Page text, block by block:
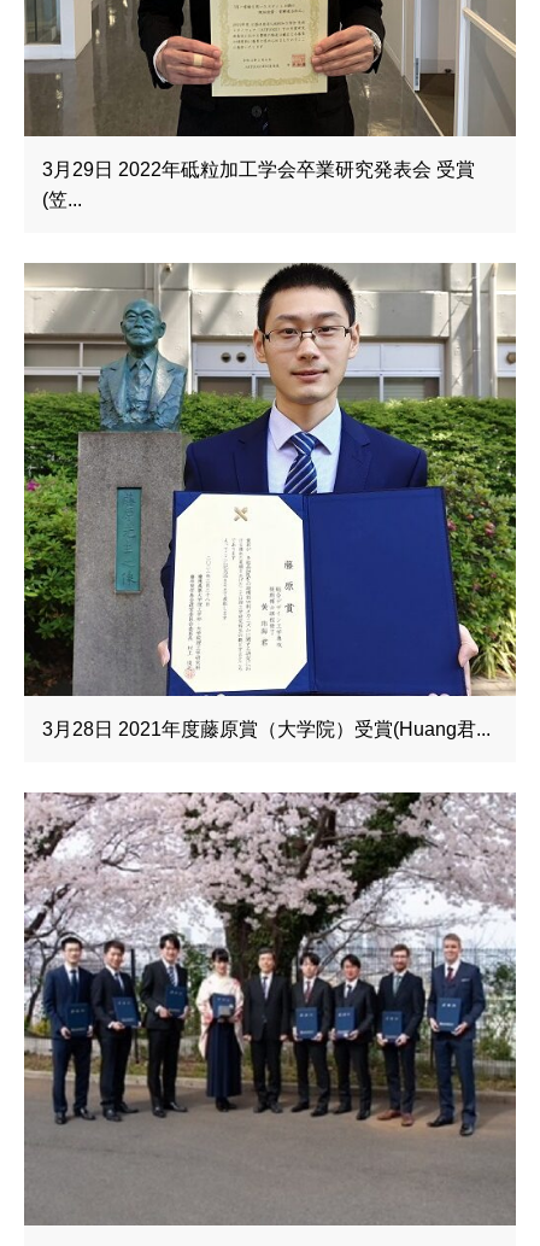
3月29日 2022年砥粒加工学会卒業研究発表会 受賞
(笠...
3月28日 2021年度藤原賞（大学院）受賞(Huang君...